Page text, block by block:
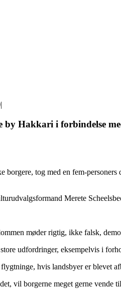
|
by Hakkari i forbindelse
tog med en fem-
Merete
møder rigtig, ikke falsk,
udfordringer, eksempelvis i
hvis landsbyer er blevet
vil borgerne meget gerne vende